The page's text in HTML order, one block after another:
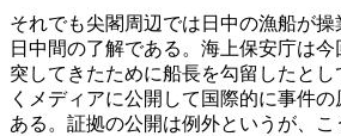
それでも尖閣周辺では日中の漁船が
日中間の了解である。海上保安庁は
突してきたために船長を勾留したと
くメディアに公開して国際的に事件
ある。証拠の公開は例外というが、